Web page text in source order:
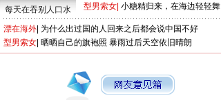
每天在吞别人口水
型男索女 小糖精归来，在海边轻轻舞
漂在海外 为什么出过国的人回来之后都会说中国不好
型男索女 晒晒自己的旗袍照 暴雨过后天空依旧晴朗